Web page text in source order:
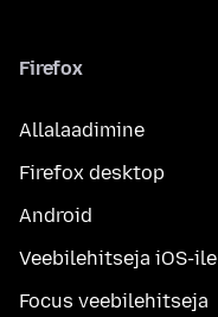
Firefox
Allalaadimine
Firefox desktop
Android
Veebilehitseja iOS-ile
Focus veebilehitseja